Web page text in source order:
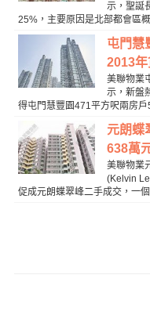
示，聖誕
25%，主要原因是北部都會區
屯門慧
2013年
美聯物業
示，新盤
得屯門慧豐園471平方呎兩房戶
元朗蝶
638萬
美聯物業
(Kelvin
促成元朗蝶翠峰二手成交，一